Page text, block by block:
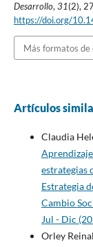
Desarrollo,31(2),
https://doi.org/
Más formatos de
Artículos
Claudia
estrategias
Estrategia
Cambio
Jul - Dic
Orley